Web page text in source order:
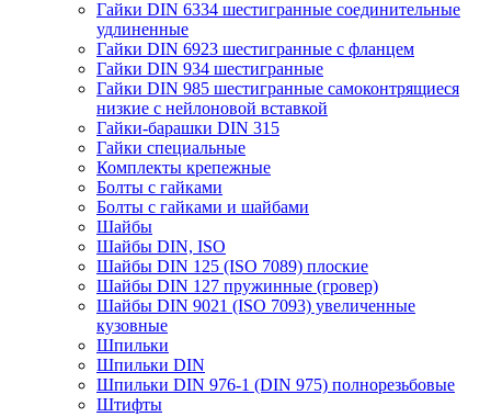
Гайки DIN 6334 шестигранные соединительные
удлиненные
Гайки DIN 6923 шестигранные с фланцем
Гайки DIN 934 шестигранные
Гайки DIN 985 шестигранные самоконтрящиеся
низкие с нейлоновой вставкой
Гайки-барашки DIN 315
Гайки специальные
Комплекты крепежные
Болты с гайками
Болты с гайками и шайбами
Шайбы
Шайбы DIN, ISO
Шайбы DIN 125 (ISO 7089) плоские
Шайбы DIN 127 пружинные (гровер)
Шайбы DIN 9021 (ISO 7093) увеличенные
кузовные
Шпильки
Шпильки DIN
Шпильки DIN 976-1 (DIN 975) полнорезьбовые
Штифты